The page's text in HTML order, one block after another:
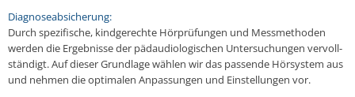
Dia­gno­se­ab­si­che­rung:
Durch spe­zi­fi­sche, kind­ge­rech­te Hör­prü­fun­gen und Mess­me­tho­den
werden die Er­geb­nis­se der pädau­dio­lo­gi­schen Un­ter­su­chun­gen ver­voll­
stän­digt. Auf dieser Grund­la­ge wählen wir das pas­sen­de Hör­sys­tem aus
und nehmen die op­ti­ma­len An­pas­sun­gen und Ein­stel­lun­gen vor.